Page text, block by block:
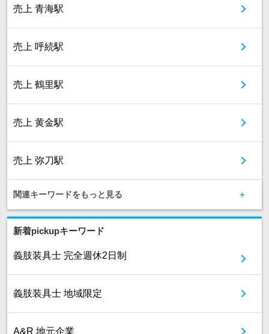
売上 青海駅
売上 呼続駅
売上 鶴里駅
売上 黄金駅
売上 弥刀駅
関連キーワードをもっと見る
新着pickupキーワード
義肢装具士 完全週休2日制
義肢装具士 地域限定
A&R 地元企業